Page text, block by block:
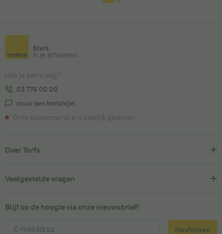
Sterk
in je schoenen
Heb je een vraag?
03 776 00 00
stuur een berichtje!
Onze klantenservice is tijdelijk gesloten
Over Torfs
Veelgestelde vragen
Blijf op de hoogte via onze nieuwsbrief!
Inschrijven